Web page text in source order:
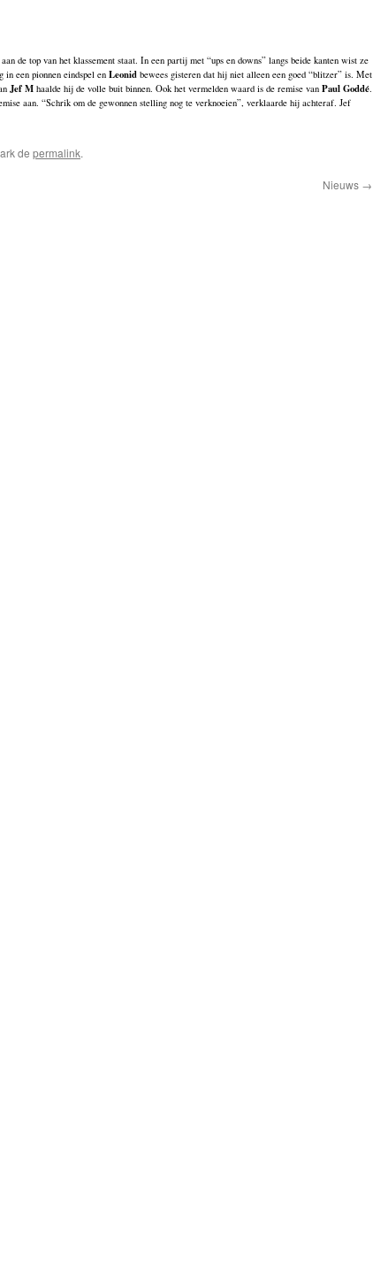
aan de top van het klassement staat. In een partij met “ups en downs” langs beide kanten wist ze
in een pionnen eindspel en Leonid bewees gisteren dat hij niet alleen een goed “blitzer” is. Met
Jef M haalde hij de volle buit binnen. Ook het vermelden waard is de remise van Paul Goddé.
aan. “Schrik om de gewonnen stelling nog te verknoeien”, verklaarde hij achteraf. Jef
de permalink.
Nieuws →